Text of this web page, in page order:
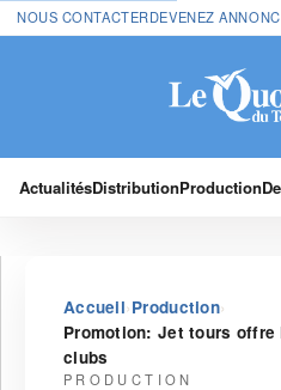
NOUS CONTACTERDEVENEZ
ActualitésDistributionProduction
Accueil›Production›
Promotion: Jet tours
clubs
PRODUCTION